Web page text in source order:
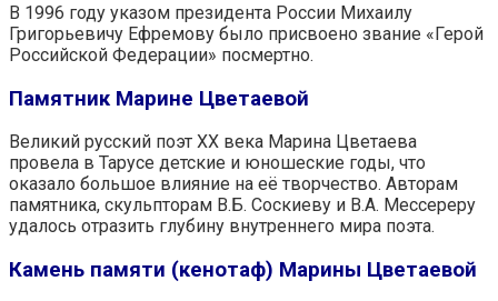
В 1996 году указом президента России Михаилу
Григорьевичу Ефремову было присвоено звание «Герой
Российской Федерации» посмертно.
Памятник Марине Цветаевой
Великий русский поэт XX века Марина Цветаева
провела в Тарусе детские и юношеские годы, что
оказало большое влияние на её творчество. Авторам
памятника, скульпторам В.Б. Соскиеву и В.А. Мессереру
удалось отразить глубину внутреннего мира поэта.
Камень памяти (кенотаф) Марины Цветаевой